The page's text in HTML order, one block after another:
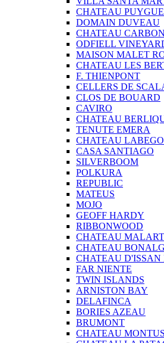
CHATEAU
DOMAIN DUVEAU
CHATEAU
ODFIELL
MAISON MALET
CHATEAU LES
F. THIENPONT
CELLERS DE
CLOS DE BOUARD
CAVIRO
CHATEAU
TENUTE EMERA
CHATEAU
CASA SANTIAGO
SILVERBOOM
POLKURA
REPUBLIC
MATEUS
MOJO
GEOFF HARDY
RIBBONWOOD
CHATEAU
CHATEAU
CHATEAU
FAR NIENTE
TWIN ISLANDS
ARNISTON BAY
DELAFINCA
BORIES AZEAU
BRUMONT
CHATEAU MONTUS